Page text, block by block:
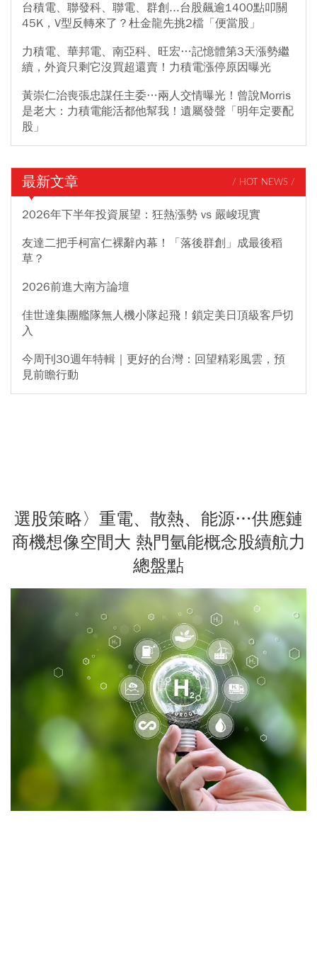
台積電、聯發科、聯電、群創...台股飆逾1400點叩關
45K，V型反轉來了？杜金龍先挑2檔「便當股」
力積電、華邦電、南亞科、旺宏…記憶體第3天漲勢繼
續，外資只剩它沒買超還賣！力積電漲停原因曝光
黃崇仁治喪張忠謀任主委…兩人交情曝光！曾說Morris
是老大：力積電能活都他幫我！遺屬發聲「明年定要配
股」
最新文章 / HOT NEWS /
2026年下半年投資展望：狂熱漲勢 vs 嚴峻現實
友達二把手柯富仁裸辭內幕！「落後群創」成最後稻
草？
2026前進大南方論壇
佳世達集團艦隊無人機小隊起飛！鎖定美日頂級客戶切
入
今周刊30週年特輯｜更好的台灣：回望精彩風雲，預
見前瞻行動
選股策略〉重電、散熱、能源…供應鏈
商機想像空間大 熱門氫能概念股續航力
總盤點